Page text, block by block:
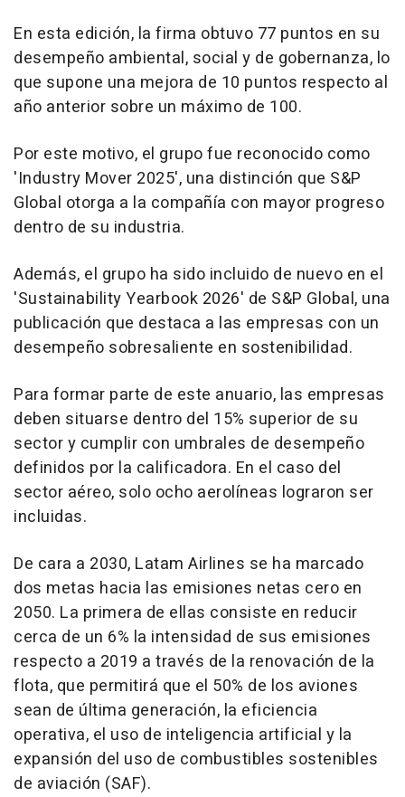
En esta edición, la firma obtuvo 77 puntos en su
desempeño ambiental, social y de gobernanza, lo
que supone una mejora de 10 puntos respecto al
año anterior sobre un máximo de 100.
Por este motivo, el grupo fue reconocido como
'Industry Mover 2025', una distinción que S&P
Global otorga a la compañía con mayor progreso
dentro de su industria.
Además, el grupo ha sido incluido de nuevo en el
'Sustainability Yearbook 2026' de S&P Global, una
publicación que destaca a las empresas con un
desempeño sobresaliente en sostenibilidad.
Para formar parte de este anuario, las empresas
deben situarse dentro del 15% superior de su
sector y cumplir con umbrales de desempeño
definidos por la calificadora. En el caso del
sector aéreo, solo ocho aerolíneas lograron ser
incluidas.
De cara a 2030, Latam Airlines se ha marcado
dos metas hacia las emisiones netas cero en
2050. La primera de ellas consiste en reducir
cerca de un 6% la intensidad de sus emisiones
respecto a 2019 a través de la renovación de la
flota, que permitirá que el 50% de los aviones
sean de última generación, la eficiencia
operativa, el uso de inteligencia artificial y la
expansión del uso de combustibles sostenibles
de aviación (SAF).